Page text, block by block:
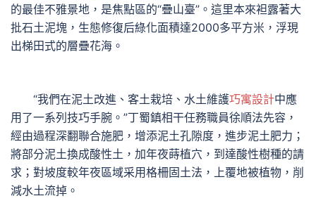
的最佳不雅景地，是焦點區的“疊山臺”。這里本來袒露著大
批石土泥塊，生態修復后綠化面積達2000多平方米，浮現
出梯田式的層疊花海。
“我們在泥土改進、客土栽培、水土維護巧寓設計中應
用了一系列技巧手腕。”丁蜀鎮相干任務職員徐順法先容，
經由過程深翻聯合施肥，增添泥土孔隙度，進步泥土肥力；
將部分泥土換成酸性土，加年夜蒔植穴，到達酸性樹種的請
求；對坡度較年夜區域采用格柵固土法，上覆地被植物，削
減水土流掉。